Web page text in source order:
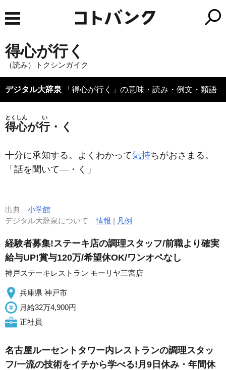
得心が行く
（読み）トクシンガイク
デジタル大辞泉 「得心が行く」の意味・読み・例文・類語
得心
とくしん
が行
い
・く
十分に承知する。よくわかって気持ちがおさまる。
「話を聞いて―・く」
出典 小学館
デジタル大辞泉について情報 | 凡例
経験者募集!ステーキ店の調理スタッフ/前職より確実
給与UP!賞与120万/希望休OK/ワンオペなし
神戸ステーキレストラン モーリヤ三宮店
兵庫県 神戸市
月給32万4,900円
正社員
名古屋ルーセントタワー内レストランの調理スタッ
フ/一流の技術をイチから学べる!月9日休み・年間休